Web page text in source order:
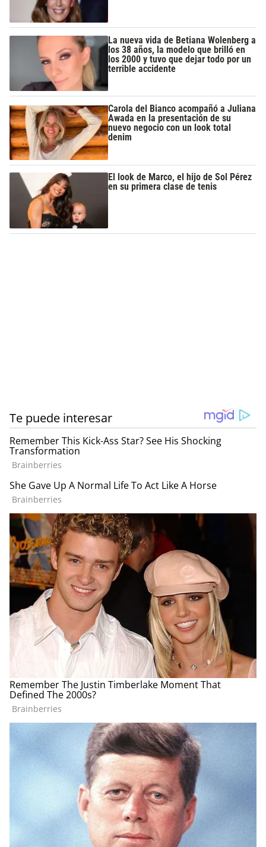
La nueva vida de Betiana Wolenberg a
los 38 años, la modelo que brilló en
los 2000 y tuvo que dejar todo por un
terrible accidente
Carola del Bianco acompañó a Juliana
Awada en la presentación de su
nuevo negocio con un look total
denim
El look de Marco, el hijo de Sol Pérez
en su primera clase de tenis